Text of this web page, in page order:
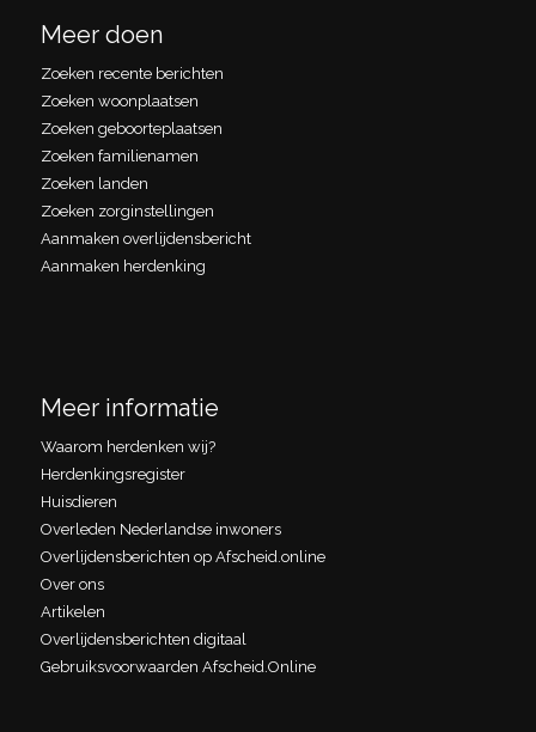
Meer doen
Zoeken recente berichten
Zoeken woonplaatsen
Zoeken geboorteplaatsen
Zoeken familienamen
Zoeken landen
Zoeken zorginstellingen
Aanmaken overlijdensbericht
Aanmaken herdenking
Meer informatie
Waarom herdenken wij?
Herdenkingsregister
Huisdieren
Overleden Nederlandse inwoners
Overlijdensberichten op Afscheid.online
Over ons
Artikelen
Overlijdensberichten digitaal
Gebruiksvoorwaarden Afscheid.Online